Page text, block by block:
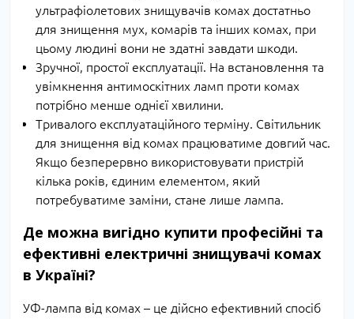
ультрафіолетових знищувачів комах достатньо
для знищення мух, комарів та інших комах, при
цьому людині вони не здатні завдати шкоди.
Зручної, простої експлуатації. На встановлення та
увімкнення антимоскітних ламп проти комах
потрібно менше однієї хвилини.
Тривалого експлуатаційного терміну. Світильник
для знищення від комах працюватиме довгий час.
Якщо безперервно використовувати пристрій
кілька років, єдиним елементом, який
потребуватиме заміни, стане лише лампа.
Де можна вигідно купити професійні та
ефективні електричні знищувачі комах
в Україні?
УФ-лампа від комах – це дійсно ефективний спосіб